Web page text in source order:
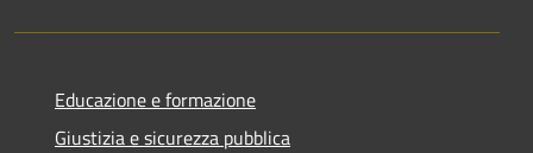
Educazione e formazione
Giustizia e sicurezza pubblica